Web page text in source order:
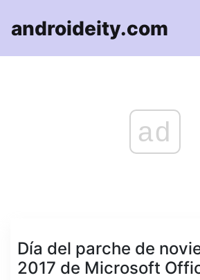
androideity.com
ad
Día del parche de
2017 de Microsoft